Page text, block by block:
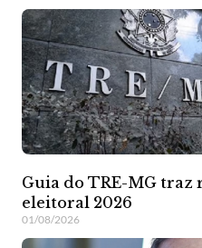
Guia do TRE-MG traz
eleitoral 2026
01/08/2026